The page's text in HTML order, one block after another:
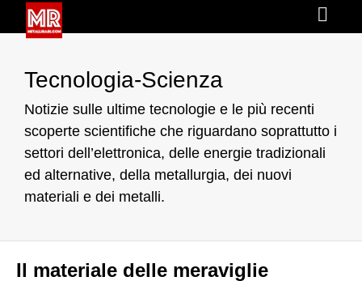
Tecnologia-Scienza
Notizie sulle ultime tecnologie e le più recenti
scoperte scientifiche che riguardano soprattutto i
settori dell’elettronica, delle energie tradizionali
ed alternative, della metallurgia, dei nuovi
materiali e dei metalli.
Il materiale delle meraviglie